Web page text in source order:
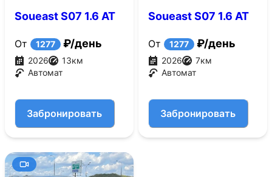
Soueast S07 1.6 AT
От 1277 ₽/день
2026 13км
Автомат
Забронировать
Soueast S07 1.6 AT
От 1277 ₽/день
2026 7км
Автомат
Забронировать